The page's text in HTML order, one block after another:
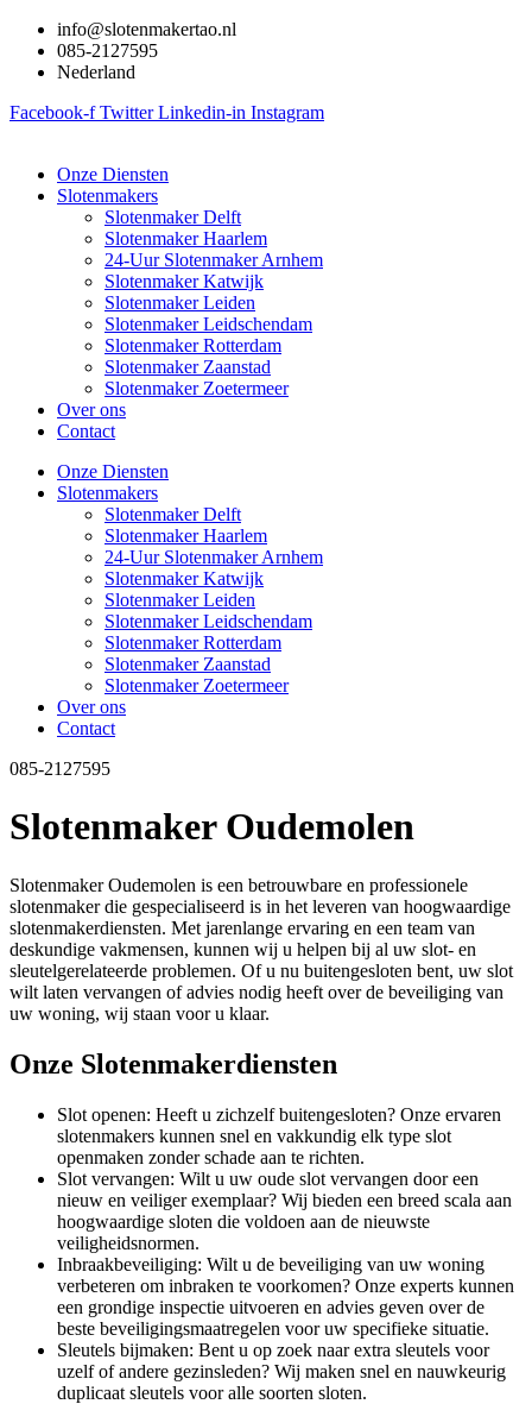
naar
info@slotenmakertao.nl
085-2127595
Nederland
Facebook-f Twitter Linkedin-in Instagram
Onze Diensten
Slotenmakers
Slotenmaker Delft
Slotenmaker Haarlem
24-Uur Slotenmaker Arnhem
Slotenmaker Katwijk
Slotenmaker Leiden
Slotenmaker Leidschendam
Slotenmaker Rotterdam
Slotenmaker Zaanstad
Slotenmaker Zoetermeer
Over ons
Contact
Onze Diensten
Slotenmakers
Slotenmaker Delft
Slotenmaker Haarlem
24-Uur Slotenmaker Arnhem
Slotenmaker Katwijk
Slotenmaker Leiden
Slotenmaker Leidschendam
Slotenmaker Rotterdam
Slotenmaker Zaanstad
Slotenmaker Zoetermeer
Over ons
Contact
085-2127595
Slotenmaker Oudemolen
Slotenmaker Oudemolen is een betrouwbare en professionele
slotenmaker die gespecialiseerd is in het leveren van hoogwaardige
slotenmakerdiensten. Met jarenlange ervaring en een team van
deskundige vakmensen, kunnen wij u helpen bij al uw slot- en
sleutelgerelateerde problemen. Of u nu buitengesloten bent, uw slot
wilt laten vervangen of advies nodig heeft over de beveiliging van
uw woning, wij staan voor u klaar.
Onze Slotenmakerdiensten
Slot openen: Heeft u zichzelf buitengesloten? Onze ervaren
slotenmakers kunnen snel en vakkundig elk type slot
openmaken zonder schade aan te richten.
Slot vervangen: Wilt u uw oude slot vervangen door een
nieuw en veiliger exemplaar? Wij bieden een breed scala aan
hoogwaardige sloten die voldoen aan de nieuwste
veiligheidsnormen.
Inbraakbeveiliging: Wilt u de beveiliging van uw woning
verbeteren om inbraken te voorkomen? Onze experts kunnen
een grondige inspectie uitvoeren en advies geven over de
beste beveiligingsmaatregelen voor uw specifieke situatie.
Sleutels bijmaken: Bent u op zoek naar extra sleutels voor
uzelf of andere gezinsleden? Wij maken snel en nauwkeurig
duplicaat sleutels voor alle soorten sloten.